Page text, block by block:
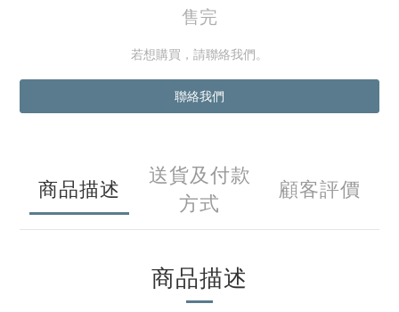
售完
若想購買，請聯絡我們。
聯絡我們
商品描述
送貨及付款
方式
顧客評價
商品描述